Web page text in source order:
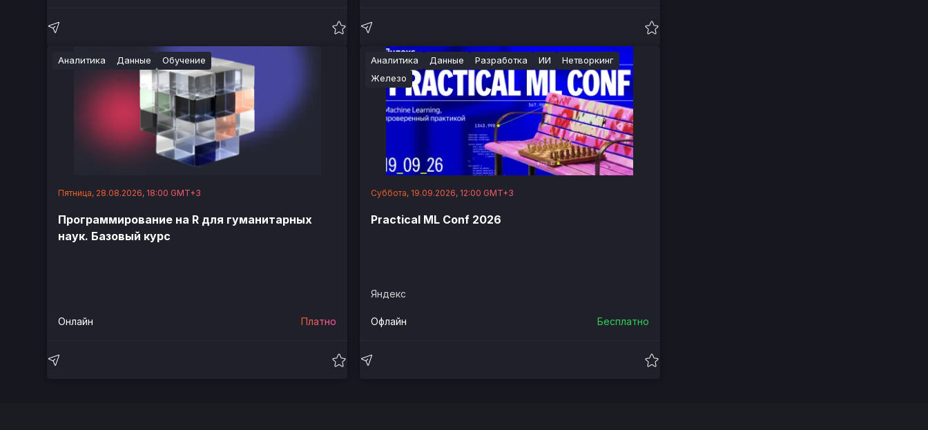
Аналитика Данные Обучение
Пятница, 28.08.2026, 18:00 GMT+3
Программирование на R для гуманитарных
наук. Базовый курс
Онлайн Платно
Аналитика Данные Разработка ИИ
Нетворкинг
Железо
Суббота, 19.09.2026, 12:00 GMT+3
Practical ML Conf 2026
Яндекс
Офлайн Бесплатно